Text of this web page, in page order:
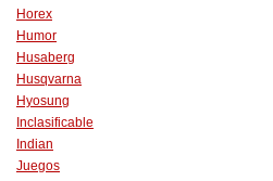
Horex
Humor
Husaberg
Husqvarna
Hyosung
Inclasificable
Indian
Juegos